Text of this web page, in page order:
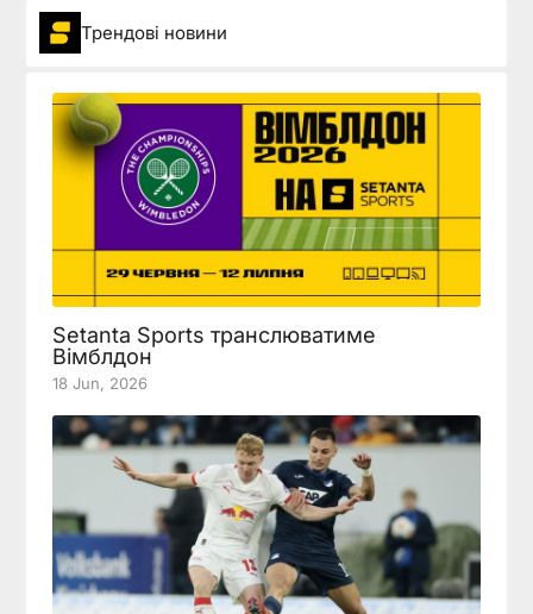
Трендові новини
Setanta Sports транслюватиме
Вімблдон
18 Jun, 2026